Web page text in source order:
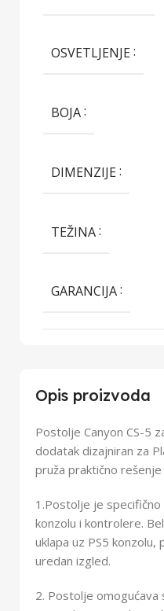
Opis proizvoda
Postolje Canyon CS-5
dodatak dizajniran za
pruža praktično
1.Postolje je
konzolu i kontrolere.
uklapa uz PS5
uredan izgled.
2. Postolje omogućava
OSVETLJENJE
BOJA
DIMENZIJE
TEŽINA
GARANCIJA